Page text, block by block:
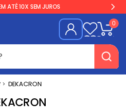
ATÉ 10X SEM JUROS
0
DEKACRON